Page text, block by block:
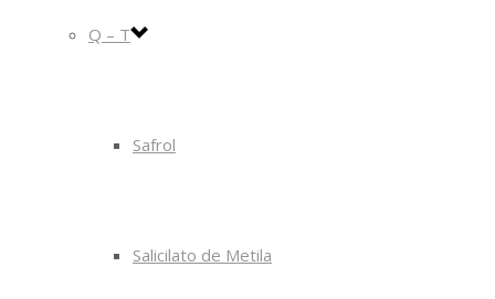
Q – T
Safrol
Salicilato de Metila